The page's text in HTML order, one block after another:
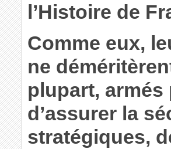
l’Histoire de
Comme eux,
ne
plupart, armés
d’assurer la
stratégiques,